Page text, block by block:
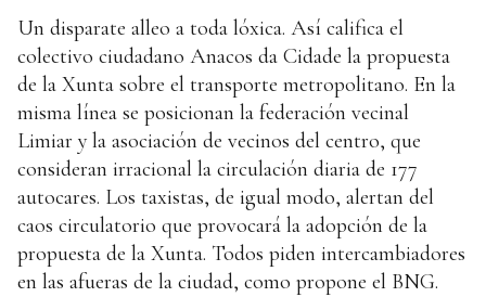
Un disparate alleo a toda lóxica. Así califica el
colectivo ciudadano Anacos da Cidade la propuesta
de la Xunta sobre el transporte metropolitano. En la
misma línea se posicionan la federación vecinal
Limiar y la asociación de vecinos del centro, que
consideran irracional la circulación diaria de 177
autocares. Los taxistas, de igual modo, alertan del
caos circulatorio que provocará la adopción de la
propuesta de la Xunta. Todos piden intercambiadores
en las afueras de la ciudad, como propone el BNG.